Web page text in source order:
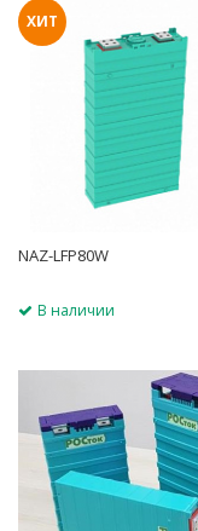
ХИТ
NAZ-LFP80W
В наличии